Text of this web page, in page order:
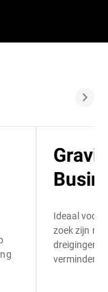
Ideaal voor
zoek zijn
dreigingen
vermindert.